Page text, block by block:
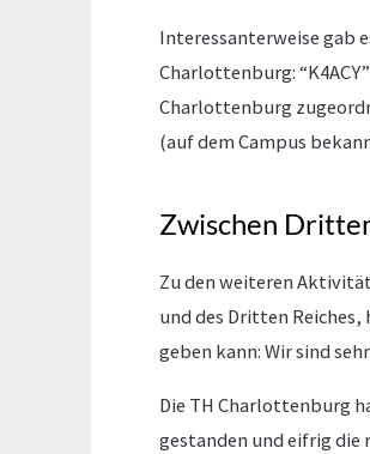
Interessanterweise gab
Charlottenburg:
Charlottenburg
(auf dem Campus
Zwischen
Zu den weiteren
und des Dritten
geben kann: Wir sind
Die TH Charlottenburg
gestanden und eifrig die